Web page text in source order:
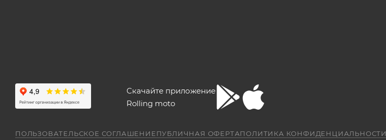
Скачайте приложение
Rolling moto
ПОЛЬЗОВАТЕЛЬСКОЕ СОГЛАШЕНИЕПУБЛИЧНАЯ ОФЕРТАПОЛИТИКА КОНФИДЕНЦИАЛЬНОСТИ